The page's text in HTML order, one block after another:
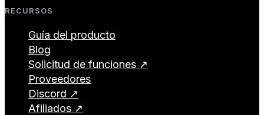
RECURSOS
Guía del producto
Blog
Solicitud de funciones ↗
Proveedores
Discord ↗
Afiliados ↗